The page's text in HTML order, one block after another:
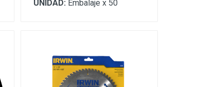
UNIDAD: Embalaje x 50